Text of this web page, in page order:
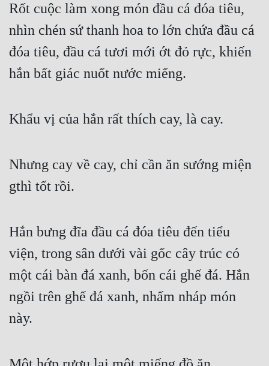
Rốt cuộc làm xong món đầu cá đóa tiêu,
nhìn chén sứ thanh hoa to lớn chứa đầu cá
đóa tiêu, đầu cá tươi mới ớt đỏ rực, khiến
hắn bất giác nuốt nước miếng.
Khẩu vị của hắn rất thích cay, là cay.
Nhưng cay về cay, chỉ cần ăn sướng miện
gthì tốt rồi.
Hắn bưng đĩa đầu cá đóa tiêu đến tiểu
viện, trong sân dưới vài gốc cây trúc có
một cái bàn đá xanh, bốn cái ghế đá. Hắn
ngồi trên ghế đá xanh, nhấm nháp món
này.